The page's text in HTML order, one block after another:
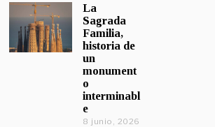
La
Sagrada
Familia,
historia de
un
monument
o
interminabl
e
8 junio, 2026